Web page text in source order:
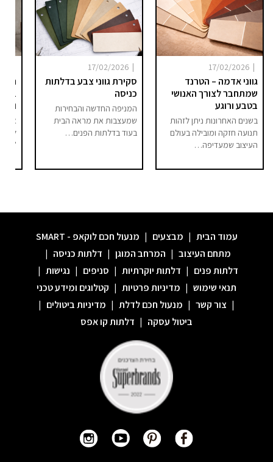
|
17/02/2026
גווני אדמה – הטרנד
שמתחבר לצורך האנושי
בטבע ורוגע
בשנים האחרונות ניתן לזהות
תנועה חזקה ומובילה בעולם
העיצוב שמעדיפה…
|
17/02/2026
סקירת גווני צבע בדלתות
כניסה
המניפה החדשה והבחירות
שמעצבות את מראה הבית
בעוד בדלתות הפנים…
אם
עמוד הבית | מבצעים | מנעול חכם לוקאפ - SMART
מתחם העיצוב | המרחב המוגן | דלתות כניסה |
דלתות פנים | דלתות יוקרתיות | סניפים | נגישות |
תנאי שימוש | מדיניות פרטיות | קטלוגים ומידע טכני
| צור קשר | מנעול חכם לדלת | מדיניות ביטולים |
ביטול עסקה | דלתות קו אפס